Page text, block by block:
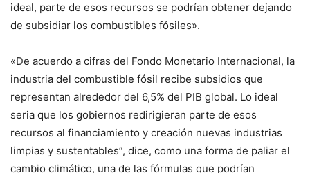
ideal, parte de esos recursos se podrían obtener dejando
de subsidiar los combustibles fósiles».
«De acuerdo a cifras del Fondo Monetario Internacional, la
industria del combustible fósil recibe subsidios que
representan alrededor del 6,5% del PIB global. Lo ideal
seria que los gobiernos redirigieran parte de esos
recursos al financiamiento y creación nuevas industrias
limpias y sustentables”, dice, como una forma de paliar el
cambio climático, una de las fórmulas que podrían